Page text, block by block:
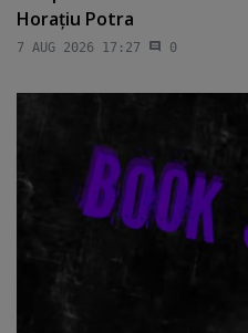
Horaţiu Potra
7 AUG 2026 17:27 0